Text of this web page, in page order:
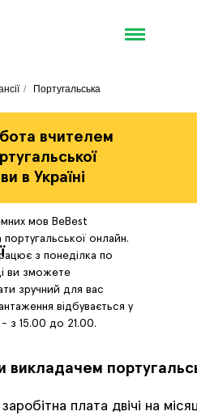
/ Португальська
вчителем
в Україні
мов BeBest
онлайн.
з понеділка по
ви зможете
зручний для вас
відбувається у
- з 15.00 до 21.00.
викладачем
плата двічі на